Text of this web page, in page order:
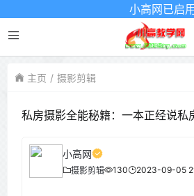
小高网已启用
主页 摄影剪辑
私房摄影全能秘籍：一本正经说私
小高网
摄影剪辑 130 2023-09-05